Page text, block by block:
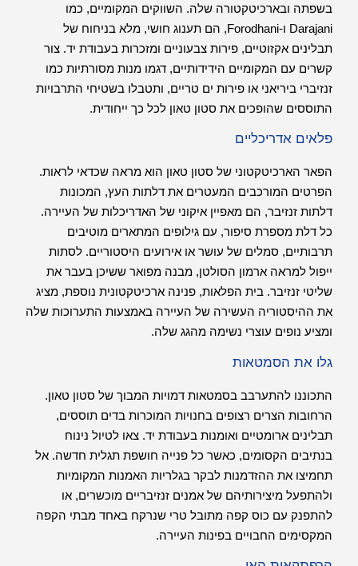
בשפתה ובארכיטקטורה שלה. השווקים המקומיים, כמו
Darajani ו-Forodhani, הם תענוג חושי, מלא בניחוח של
תבלינים אקזוטיים, פירות צבעוניים ומזכרות בעבודת יד. צור
קשרים עם המקומיים הידידותיים, דגמו מנות מסורתיות כמו
זנזיברי ביריאני או פירות ים טריים, ותטבלו בשטיחי התרבויות
התוססים שהופכים את סטון טאון לכל כך ייחודית.
פלאים אדריכליים
הפאר הארכיטקטוני של סטון טאון הוא מראה שכדאי לראות.
הפרטים המורכבים המעטרים את דלתות העץ, המכונות
דלתות זנזיבר, הם מאפיין איקוני של האדריכלות של העיירה.
כל דלת מספרת סיפור, עם גילופים המתארים מוטיבים
תרבותיים, סמלים של עושר או אירועים היסטוריים. לסתות
ייפול למראה ארמון הסולטן, מבנה מפואר ששיכן בעבר את
שליטי זנזיבר. בית הפלאות, פנינה ארכיטקטונית נוספת, מציג
את ההיסטוריה העשירה של העיירה באמצעות התערוכות שלה
ומציע נופים עוצרי נשימה מהגג שלה.
גלו את הסמטאות
התכוננו להתערבב בסמטאות דמויות המבוך של סטון טאון.
הרחובות הצרים רצופים בחנויות המוכרות בדים תוססים,
תבלינים ארומטיים ואומנות בעבודת יד. צאו לטיול נינוח
בנתיבים הקסומים, כאשר כל פנייה חושפת תגלית חדשה. אל
תחמיצו את ההזדמנות לבקר בגלריות האמנות המקומיות
ולהתפעל מיצירותיהם של אמנים זנזיבריים מוכשרים, או
להתפנק עם כוס קפה מתובל טרי שנרקח באחד מבתי הקפה
המקסימים החבויים בפינות העיירה.